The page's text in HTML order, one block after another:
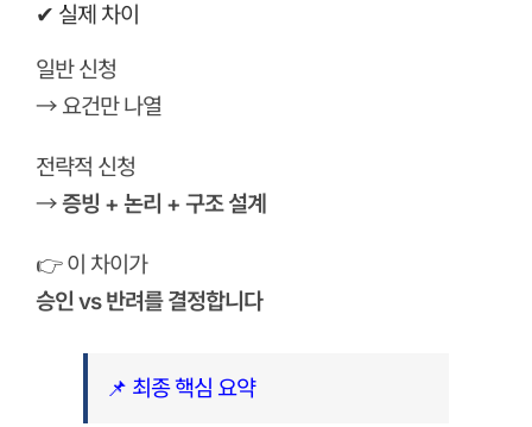
✔ 실제 차이
일반 신청
→ 요건만 나열
전략적 신청
→증빙 + 논리 + 구조 설계
👉 이 차이가
승인 vs 반려를 결정합니다
📌 최종 핵심 요약